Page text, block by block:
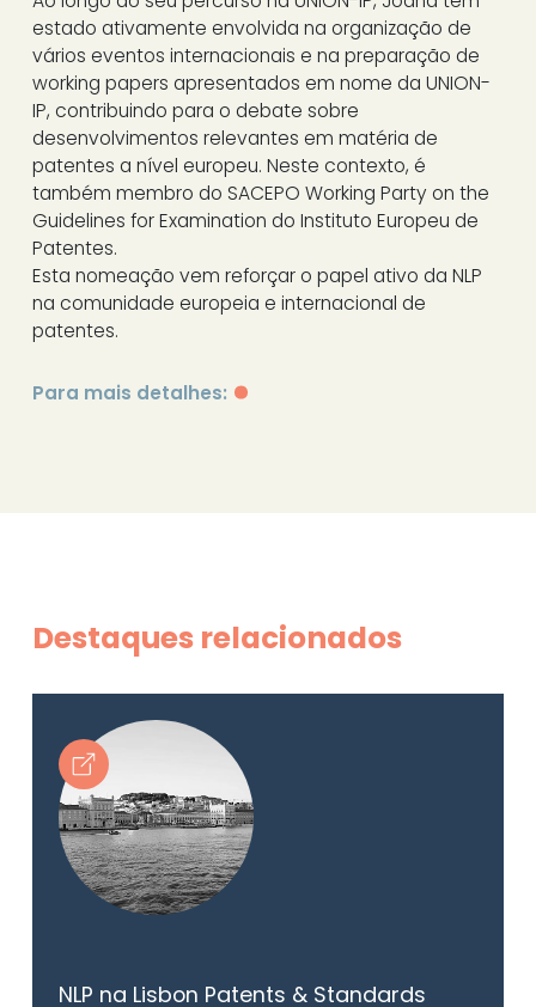
estado ativamente envolvida na organização de
vários eventos internacionais e na preparação de
working papers apresentados em nome da UNION-
IP, contribuindo para o debate sobre
desenvolvimentos relevantes em matéria de
patentes a nível europeu. Neste contexto, é
também membro do SACEPO Working Party on the
Guidelines for Examination do Instituto Europeu de
Patentes.
Esta nomeação vem reforçar o papel ativo da NLP
na comunidade europeia e internacional de
patentes.
Para mais detalhes:
Destaques relacionados
NLP na Lisbon Patents & Standards